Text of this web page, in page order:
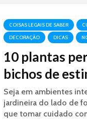
COISAS LEGAIS DE SABER
DECORAÇÃO
DICAS
10 plantas
bichos de
Seja em ambientes
jardineira do lado de
que tomar cuidado